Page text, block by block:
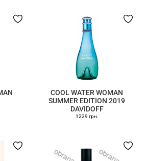
COOL WATER WOMAN
SUMMER EDITION 2019
DAVIDOFF
1229 грн.